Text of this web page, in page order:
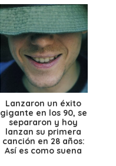
Lanzaron un éxito
gigante en los 90, se
separaron y hoy
lanzan su primera
canción en 28 años:
Así es como suena